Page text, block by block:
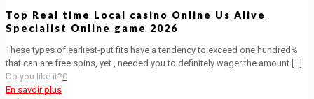
Top Real time Local casino Online Us Alive
Specialist Online game 2026
These types of earliest-put fits have a tendency to exceed one hundred%
that can are free spins, yet , needed you to definitely wager the amount […]
Do you like it?0
En savoir plus